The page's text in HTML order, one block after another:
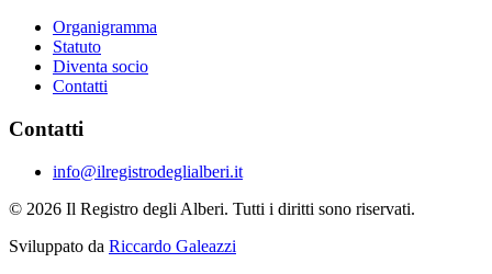
Organigramma
Statuto
Diventa socio
Contatti
Contatti
info@ilregistrodeglialberi.it
© 2026 Il Registro degli Alberi. Tutti i diritti sono riservati.
Sviluppato da Riccardo Galeazzi